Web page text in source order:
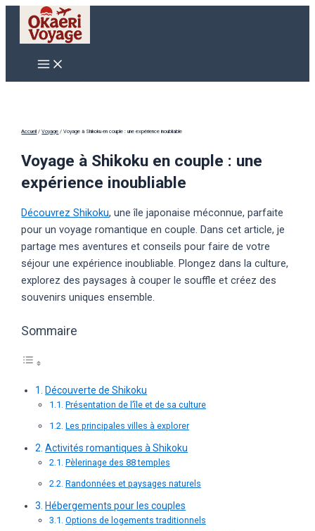
contenu
Main
Menu
Accueil /Voyage /Voyage à Shikoku en couple : une expérience inoubliable
Voyage à Shikoku en couple : une
expérience inoubliable
Découvrez Shikoku, une île japonaise méconnue, parfaite
pour un voyage romantique en couple. Dans cet article, je
partage mes aventures et conseils pour faire de votre
séjour une expérience inoubliable. Plongez dans la culture,
explorez des paysages à couper le souffle et créez des
souvenirs uniques ensemble.
Sommaire
Découverte de Shikoku
Présentation de l’île et de sa culture
Les principales villes à explorer
Activités romantiques à Shikoku
Pèlerinage des 88 temples
Randonnées et paysages naturels
Hébergements pour les couples
Options de logements traditionnels